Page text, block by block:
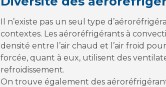
Il n’existe pas un seul type
contextes. Les aéroréfrigérants à
densité entre l’air chaud et l’air froid
forcée, quant à eux, utilisent des
refroidissement.
On trouve également des